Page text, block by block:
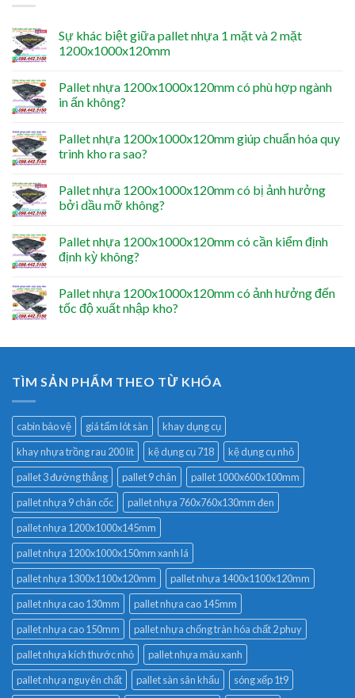
Sự khác biệt giữa pallet nhựa 1 mặt và 2 mặt
1200x1000x120mm
Pallet nhựa 1200x1000x120mm có phù hợp ngành
in ấn không?
Pallet nhựa 1200x1000x120mm giúp chuẩn hóa quy
trình kho ra sao?
Pallet nhựa 1200x1000x120mm có bị ảnh hưởng
bởi dầu mỡ không?
Pallet nhựa 1200x1000x120mm có cần kiểm định
định kỳ không?
Pallet nhựa 1200x1000x120mm có ảnh hưởng đến
tốc độ xuất nhập kho?
TÌM SẢN PHẨM THEO TỪ KHÓA
cabin bảo vệ giá tấm lót sàn
khay dụng cụ
khay nhựa trồng rau 200 lít
kệ dụng cụ 718
kệ dụng cụ nhỏ
pallet 3 đường thẳng
pallet 9 chân
pallet 1000x600x100mm
pallet nhựa 9 chân cốc
pallet nhựa 760x760x130mm đen
pallet nhựa 1200x1000x145mm
pallet nhựa 1200x1000x150mm xanh lá
pallet nhựa 1300x1100x120mm
pallet nhựa 1400x1100x120mm
pallet nhựa cao 130mm
pallet nhựa cao 145mm
pallet nhựa cao 150mm
pallet nhựa chống tràn hóa chất 2 phuy
pallet nhựa kích thước nhỏ
pallet nhựa màu xanh
pallet nhựa nguyên chất
pallet sàn sân khấu
sóng xếp 1t9